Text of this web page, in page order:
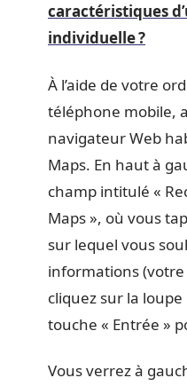
caractéristiques
individuelle ?
À l’aide de votre
téléphone mobile,
navigateur Web
Maps. En haut à
champ intitulé «
Maps », où vous
sur lequel vous
informations
cliquez sur la
touche « Entrée »
Vous verrez à